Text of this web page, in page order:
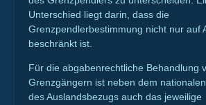
Unterschied liegt darin, dass die
Grenzpendlerbestimmung nicht nur auf
beschränkt ist.
Für die abgabenrechtliche Behandlung
Grenzgängern ist neben dem
des Auslandsbezugs auch das jeweilige